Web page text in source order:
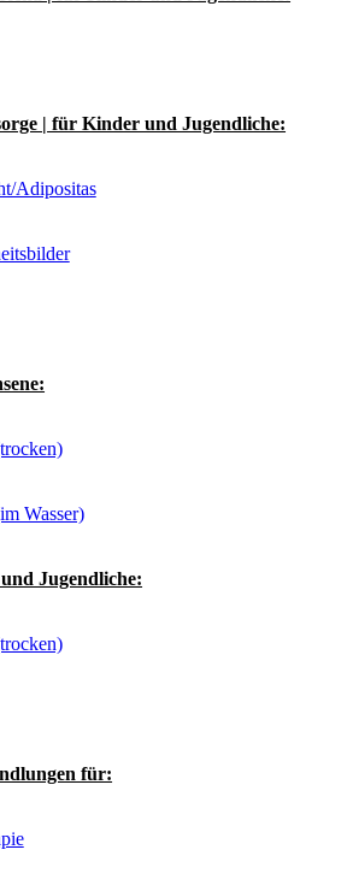
| für Kinder und Jugendliche:
Adipositas
Wasser)
Jugendliche:
für: